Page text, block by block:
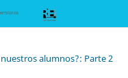
alumnos?: Parte 2